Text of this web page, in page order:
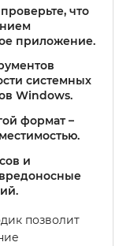
что
приложение.
системных
Windows.
формат –
и
позволит